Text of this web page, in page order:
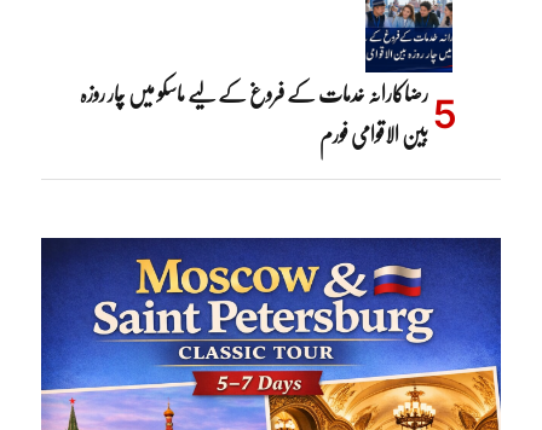
رضاکارانہ خدمات کے فروغ کے لیے ماسکو میں چار روزہ
بین الاقوامی فورم